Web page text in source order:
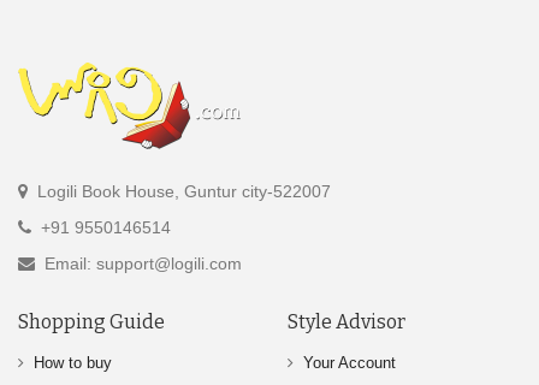
Logili Book House, Guntur city-522007
+91 9550146514
Email: support@logili.com
Shopping Guide
How to buy
Style Advisor
Your Account